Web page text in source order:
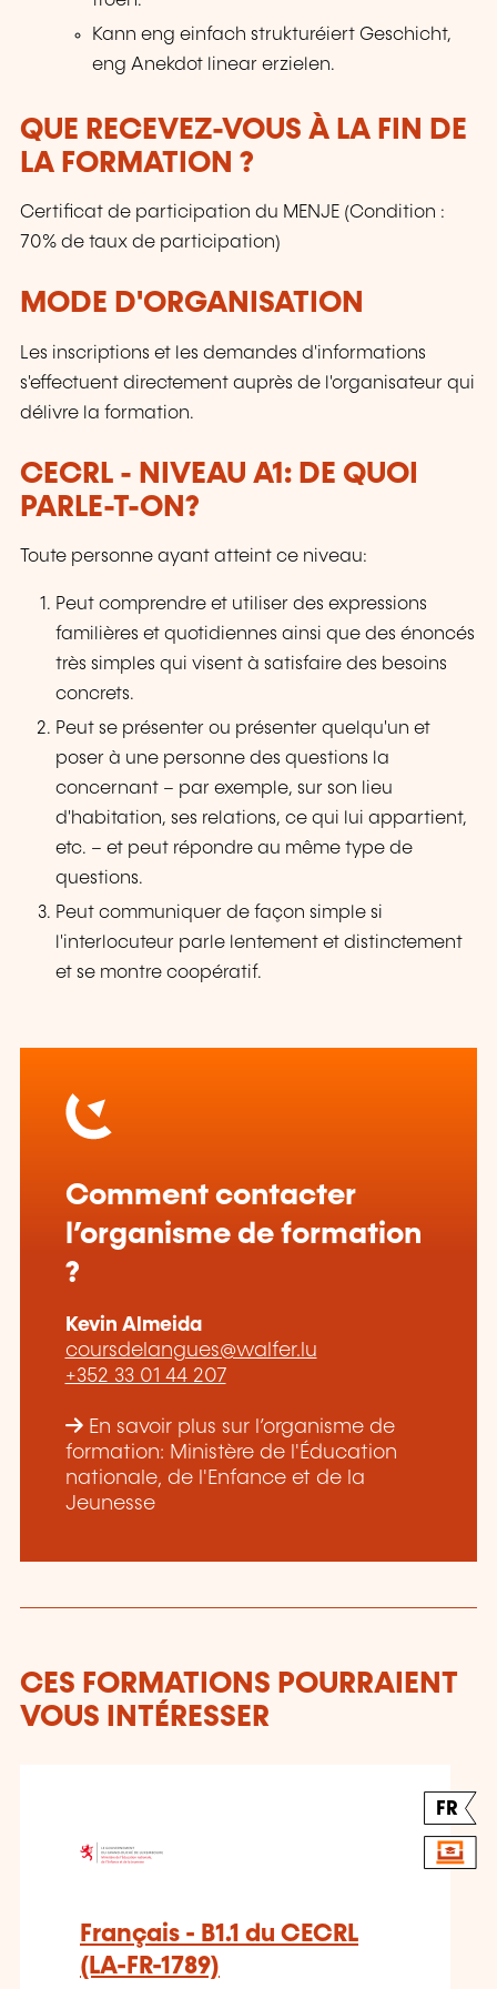
Kann eng einfach strukturéiert Geschicht,
eng Anekdot linear erzielen.
QUE RECEVEZ-VOUS À LA FIN DE
LA FORMATION ?
Certificat de participation du MENJE (Condition :
70% de taux de participation)
MODE D'ORGANISATION
Les inscriptions et les demandes d'informations
s'effectuent directement auprès de l'organisateur qui
délivre la formation.
CECRL - NIVEAU A1: DE QUOI
PARLE-T-ON?
Toute personne ayant atteint ce niveau:
Peut comprendre et utiliser des expressions
familières et quotidiennes ainsi que des énoncés
très simples qui visent à satisfaire des besoins
concrets.
Peut se présenter ou présenter quelqu'un et
poser à une personne des questions la
concernant – par exemple, sur son lieu
d'habitation, ses relations, ce qui lui appartient,
etc. – et peut répondre au même type de
questions.
Peut communiquer de façon simple si
l'interlocuteur parle lentement et distinctement
et se montre coopératif.
Comment contacter
l’organisme de formation
?
Kevin Almeida
coursdelangues@walfer.lu
+352 33 01 44 207
En savoir plus sur l’organisme de
formation: Ministère de l'Éducation
nationale, de l'Enfance et de la
Jeunesse
CES FORMATIONS POURRAIENT
VOUS INTÉRESSER
FR
Français - B1.1 du CECRL
(LA-FR-1789)